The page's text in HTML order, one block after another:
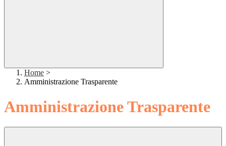
Home >
Amministrazione Trasparente
Amministrazione Trasparente